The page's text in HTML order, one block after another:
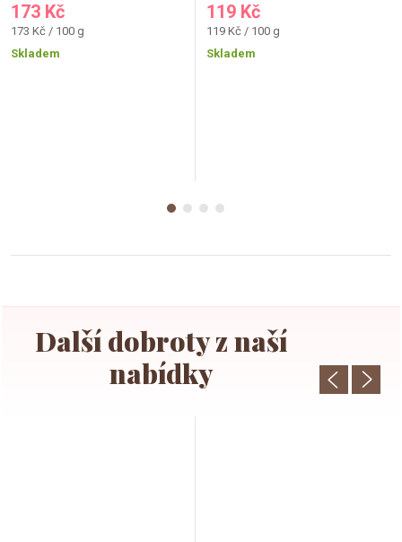
173 Kč
Měrná
cena:
173 Kč / 100 g
Skladem
119 Kč
Měrná
cena:
119 Kč / 100 g
Skladem